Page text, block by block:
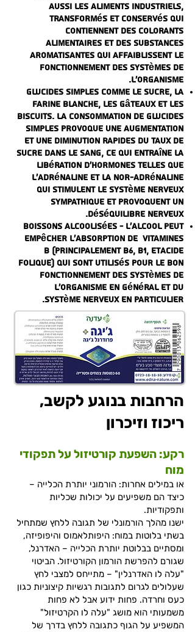
Aussi les aliments industriels,
transformés et conservés qui
contiennent des colorants
alimentaires et des substances
aromatisantes qui affaiblissent le
fonctionnement des systèmes de
l'organisme.
Glucides simples comme le sucre, la
farine blanche, les gâteaux et les
biscuits. La consommation de glucides
simples provoque une augmentation
et une diminution rapides du taux de
sucre dans le sang, ce qui entraîne la
libération d'hormones telles que
l'adrénaline et la nor-adrénaline
qui stimulent le système nerveux
sympathique et provoquent un
déséquilibre nerveux.
Boissons alcoolisées - l'alcool peut
empêcher l'absorption de Vitamines
B (principalement B6, B1, etAcide
folique) qui sont utilisés pour le bon
fonctionnement des systèmes de
l'organisme en général et du
système nerveux en particulier.
הרחבות בנוגע לקשב,
ריכוז וזיכרון
רקע: השפעת קורטיזול על תפקודי
מוח
או במילים אחרות: הורמוני יותרת הכלייה –
כיצד הם משפיעים על יכולות שכליות
ותפקודיות.
ישנו מהלך הורמונלי של תגובה ללחץ שמתחיל
בשתי בלוטות במוח: היפותלאמוס והיפופיזה,
ומסתיים בבלוטת יותרת הכלייה – האדרנל,
שגורם להפרשת הורמון הקורטיזול. הביטוי
"עלה לו האדרנלין" – מתייחס למצבי לחץ
שעלולים לגרום לתגובות רגשיות קיצוניות כגון
כעס וחרדה. פחות ידוע אבל לא פחות
משמעותי הוא מושג "עלה לו הקרטיזול"
המשפיע על הגוף כתגובה ללחץ בדרך של